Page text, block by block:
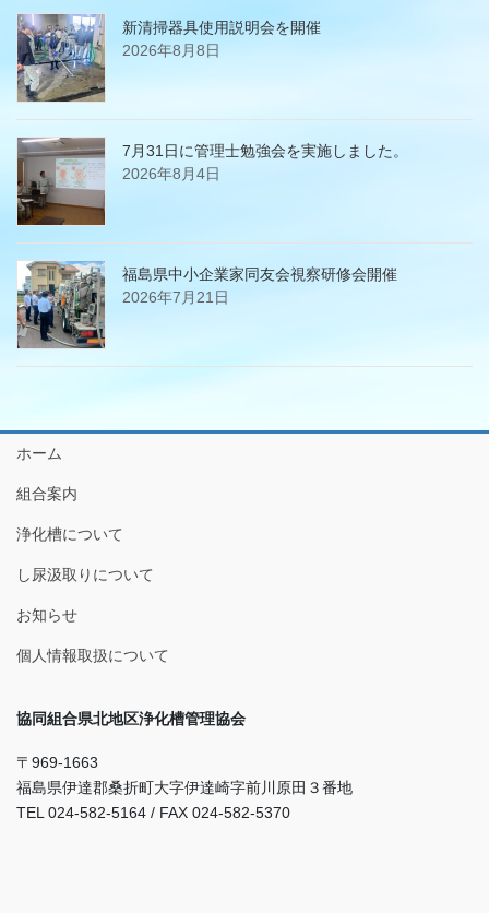
新清掃器具使用説明会を開催
2026年8月8日
7月31日に管理士勉強会を実施しました。
2026年8月4日
福島県中小企業家同友会視察研修会開催
2026年7月21日
ホーム
組合案内
浄化槽について
し尿汲取りについて
お知らせ
個人情報取扱について
協同組合県北地区浄化槽管理協会
〒969-1663
福島県伊達郡桑折町大字伊達崎字前川原田３番地
TEL 024-582-5164 / FAX 024-582-5370